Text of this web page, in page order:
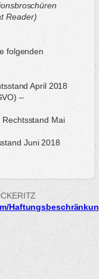
Reader)
folgenden
April 2018
–
Rechtsstand Mai
Juni 2018